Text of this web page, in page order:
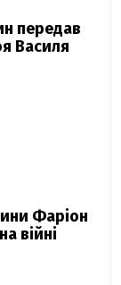
передав
Василя
Фаріон
війні